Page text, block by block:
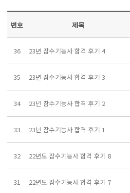
번호 제목
36 23년 잠수기능사 합격 후기 4
35 23년 잠수기능사 합격 후기 3
34 23년 잠수기능사 합격 후기 2
33 23년 잠수기능사 합격 후기 1
32 22년도 잠수기능사 합격 후기 8
31 22년도 잠수기능사 합격 후기 7